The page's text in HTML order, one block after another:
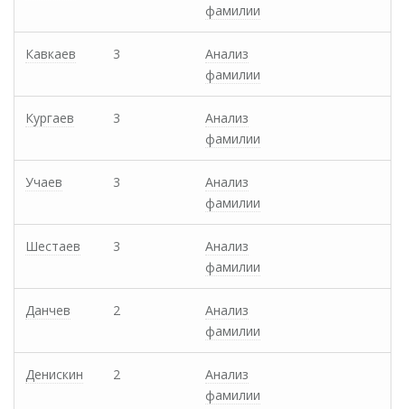
фамилии
Кавкаев 3
Анализ
фамилии
Кургаев 3
Анализ
фамилии
Учаев 3
Анализ
фамилии
Шестаев 3
Анализ
фамилии
Данчев 2
Анализ
фамилии
Денискин 2
Анализ
фамилии